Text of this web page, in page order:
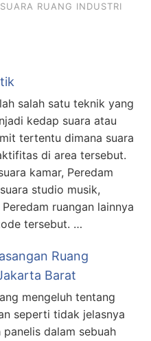
RUANG INDUSTRI
salah satu teknik yang
kedap suara atau
tertentu dimana suara
di area tersebut.
kamar, Peredam
studio musik,
ruangan lainnya
tersebut. …
Ruang
Barat
mengeluh tentang
seperti tidak jelasnya
dalam sebuah